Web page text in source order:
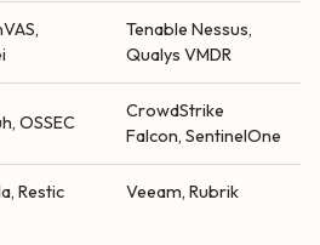
Tenable Nessus,
Qualys VMDR
OSSEC
CrowdStrike
Falcon, SentinelOne
Restic Veeam, Rubrik